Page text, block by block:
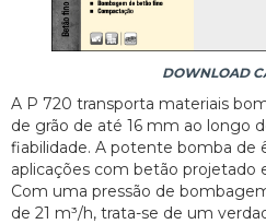
DOWNLOAD
A P 720 transporta materiais
de grão de até 16 mm ao longo
fiabilidade. A potente bomba de
aplicações com betão projetado
Com uma pressão de
de 21 m³/h, trata-se de um